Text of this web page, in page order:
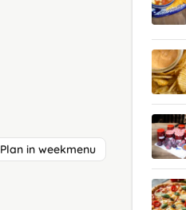
Plan in weekmenu